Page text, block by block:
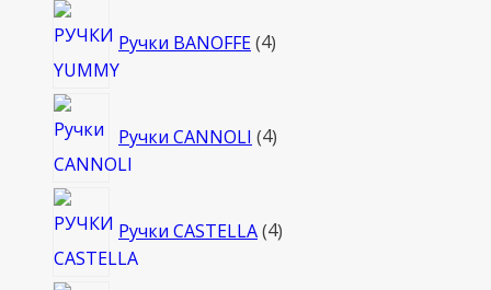
Ручки BANOFFE 4товара
Ручки CANNOLI 4товара
Ручки CASTELLA 4товара